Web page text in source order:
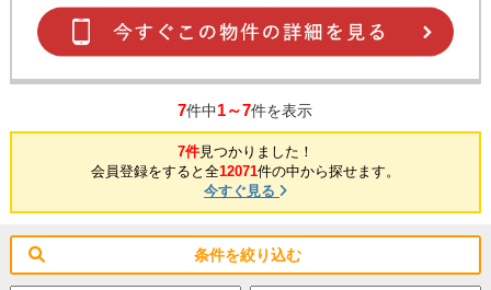
7件中1～7件を表示
7件見つかりました！
会員登録をすると全12071件の中から探せます。
今すぐ見る
条件を絞り込む